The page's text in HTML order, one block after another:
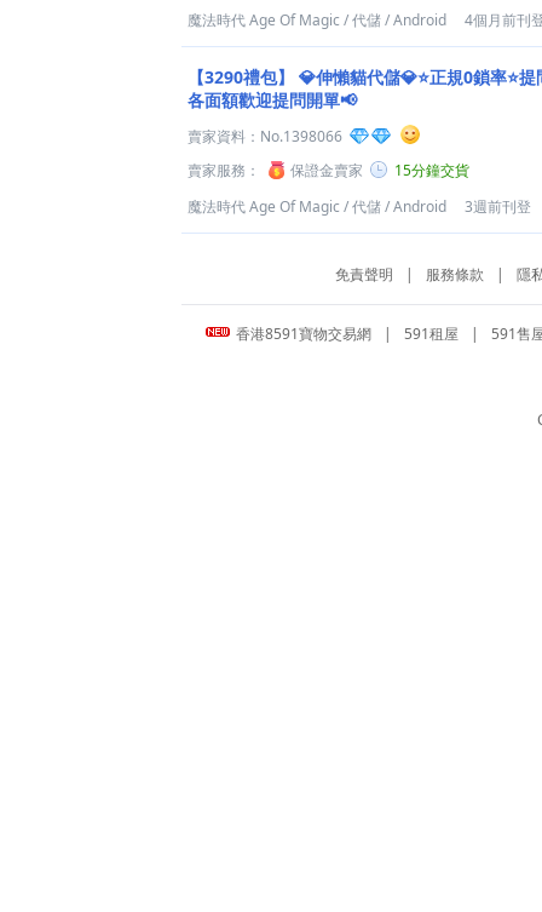
魔法時代 Age Of Magic /代儲/Android 4個月前刊
【3290禮包】
💎伸懶貓代儲💎⭐正規0鎖率⭐
各面額歡迎提問開單📢
賣家資料： No.1398066
賣家服務：
保證金賣家
15分鐘交貨
魔法時代 Age Of Magic /代儲/Android 3週前刊登
免責聲明 | 服務條款 | 隱
香港8591寶物交易網 | 591租屋 | 591售